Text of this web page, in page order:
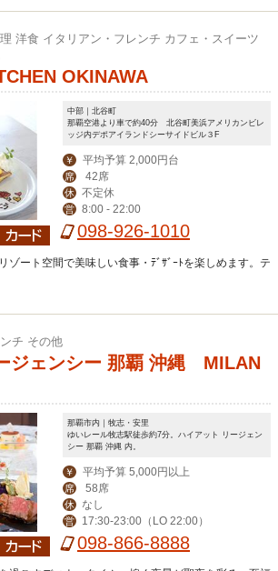
洋食 イタリアン・フレンチ カフェ・スイーツ
OKINAWA
中部｜北谷町
那覇空港より車で約40分 北谷町美浜アメリカンビレ
ッジ内デポアイランドシーサイドビル３F
￥ 平均予算 2,000円台
席 42席
休 不定休
営 8:00 - 22:00
098-926-1010
ゾート空間で美味しい食事・ﾃﾞｻﾞｰﾄを楽しめます。テ
チ その他
ジェンシー 那覇 沖縄 MILAN
那覇市内｜牧志・安里
ゆいレール牧志駅徒歩約7分。ハイアット リージェン
シー 那覇 沖縄 内。
￥ 平均予算 5,000円以上
席 58席
休 なし
営 17:30-23:00（LO 22:00）
098-866-8888